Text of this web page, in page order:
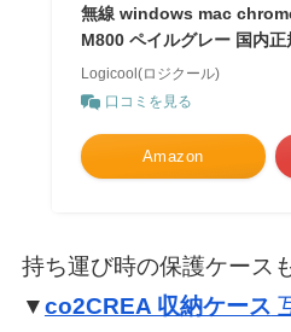
無線 windows mac
M800 ペイルグレー 国内正
Logicool(ロジクール)
口コミを見る
Amazon
持ち運び時の保護ケース
▼co2CREA 収納ケース